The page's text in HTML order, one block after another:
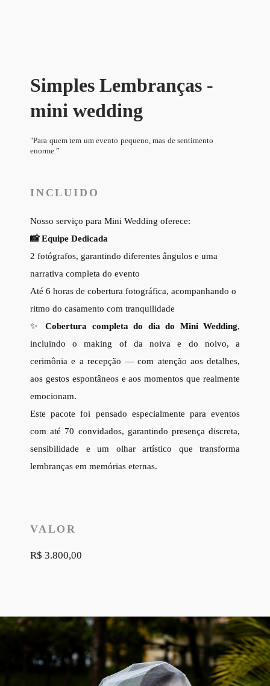
Simples Lembranças -
mini wedding
"Para quem tem um evento pequeno, mas de sentimento
enorme. ”
INCLUIDO
Nosso serviço para Mini Wedding oferece:
📸 Equipe Dedicada
2 fotógrafos, garantindo diferentes ângulos e uma
narrativa completa do evento
Até 6 horas de cobertura fotográfica, acompanhando o
ritmo do casamento com tranquilidade
✨ Cobertura completa do dia do Mini Wedding,
incluindo o making of da noiva e do noivo, a
cerimônia e a recepção — com atenção aos detalhes,
aos gestos espontâneos e aos momentos que realmente
emocionam.
Este pacote foi pensado especialmente para eventos
com até 70 convidados, garantindo presença discreta,
sensibilidade e um olhar artístico que transforma
lembranças em memórias eternas.
VALOR
R$ 3.800,00